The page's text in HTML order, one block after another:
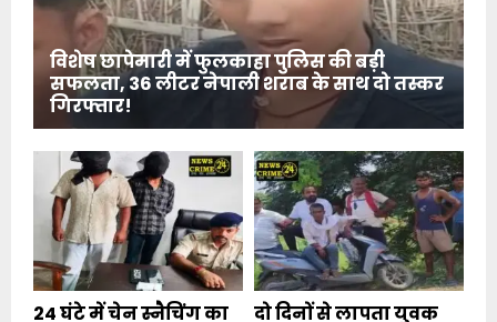
विशेष छापेमारी में फुलकाहा पुलिस की बड़ी
सफलता, 36 लीटर नेपाली शराब के साथ दो तस्कर
गिरफ्तार!
24 घंटे में चेन स्नैचिंग का दो दिनों से लापता युवक